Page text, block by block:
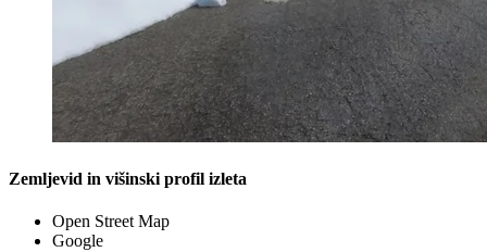
Zemljevid in višinski profil izleta
Open Street Map
Google